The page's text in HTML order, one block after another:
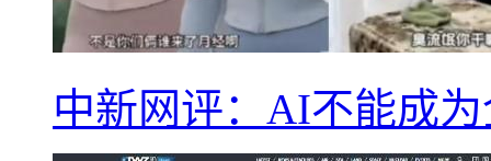
中新网评：AI不能成